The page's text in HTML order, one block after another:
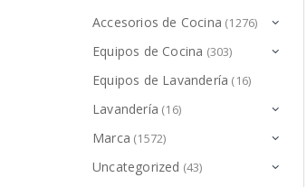
Accesorios de Cocina (1276)
Equipos de Cocina (303)
Equipos de Lavandería (16)
Lavandería (16)
Marca (1572)
Uncategorized (43)